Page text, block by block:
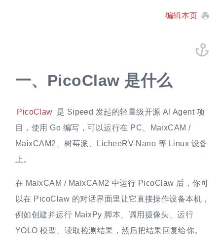
编辑本页
一、 PicoClaw 是什么
PicoClaw 是 Sipeed 发起的轻量级开源 AI Agent 项
目，使用 Go 编写，可以运行在 PC、MaixCAM /
MaixCAM2、树莓派、LicheeRV-Nano 等 Linux 设备
上。
在 MaixCAM / MaixCAM2 中运行 PicoClaw 后，你可
以在 PicoClaw 的对话界面里让它直接操作设备本机，
例如创建并运行 MaixPy 脚本、调用摄像头、运行
YOLO 模型、读取检测结果，然后把结果回复给你。